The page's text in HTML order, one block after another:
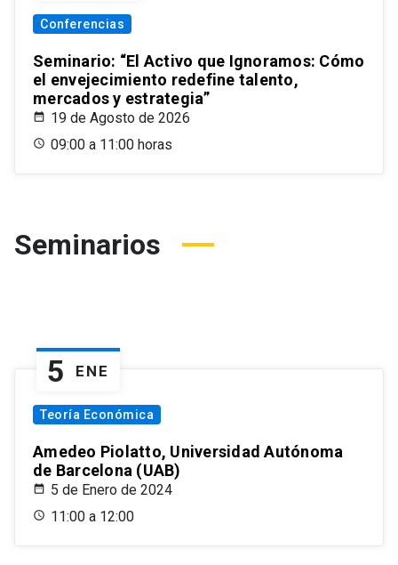
Conferencias
Seminario: “El Activo que Ignoramos: Cómo
el envejecimiento redefine talento,
mercados y estrategia”
19 de Agosto de 2026
09:00 a 11:00 horas
Seminarios
5 ENE
Teoría Económica
Amedeo Piolatto, Universidad Autónoma
de Barcelona (UAB)
5 de Enero de 2024
11:00 a 12:00